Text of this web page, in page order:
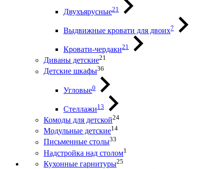
Двухъярусные21
Выдвижные кровати для двоих7
Кровати-чердаки21
Диваны детские21
Детские шкафы36
Угловые0
Стеллажи13
Комоды для детской24
Модульные детские14
Письменные столы33
Надстройка над столом1
Кухонные гарнитуры25